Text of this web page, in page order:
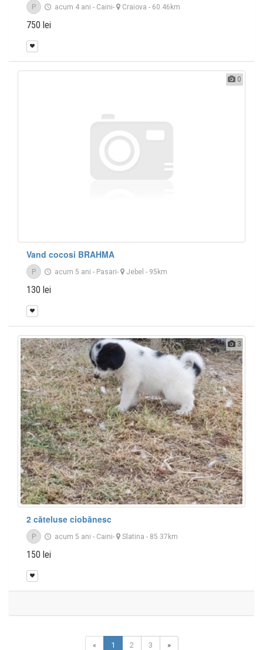
P acum 4 ani - Caini- Craiova - 60.46km
750 lei
0
Vand cocosi BRAHMA
P acum 5 ani - Pasari- Jebel - 95km
130 lei
3
2 căteluse ciobănesc
P acum 5 ani - Caini- Slatina - 85.37km
150 lei
« 1 2 3 »